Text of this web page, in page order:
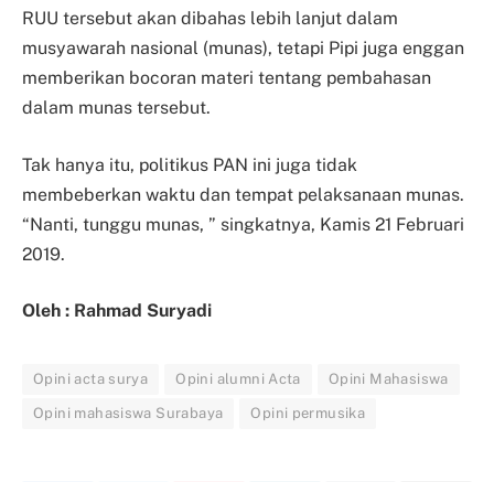
RUU tersebut akan dibahas lebih lanjut dalam
musyawarah nasional (munas), tetapi Pipi juga enggan
memberikan bocoran materi tentang pembahasan
dalam munas tersebut.
Tak hanya itu, politikus PAN ini juga tidak
membeberkan waktu dan tempat pelaksanaan munas.
“Nanti, tunggu munas, ” singkatnya, Kamis 21 Februari
2019.
Oleh : Rahmad Suryadi
Opini acta surya Opini alumni Acta Opini Mahasiswa
Opini mahasiswa Surabaya Opini permusika